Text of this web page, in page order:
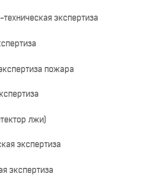
экспертиза
пожара
лжи)
экспертиза
экспертиза